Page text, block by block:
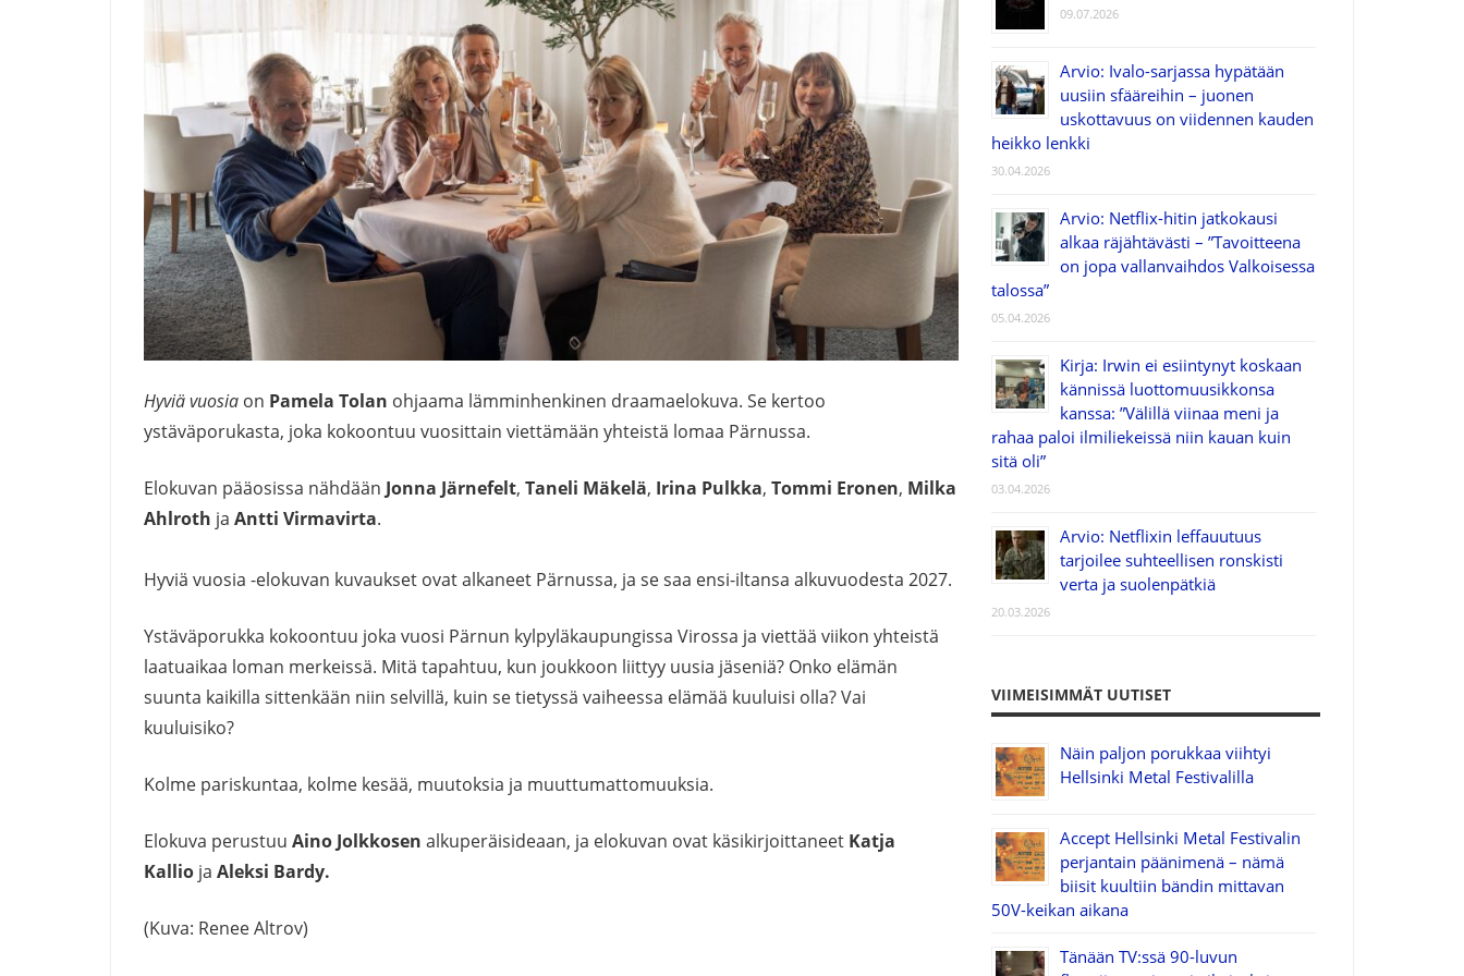
Hyviä vuosia on Pamela Tolan ohjaama lämminhenkinen draamaelokuva. Se kertoo
ystäväporukasta, joka kokoontuu vuosittain viettämään yhteistä lomaa Pärnussa.
Elokuvan pääosissa nähdään Jonna Järnefelt, Taneli Mäkelä, Irina Pulkka, Tommi Eronen, Milka
Ahlroth ja Antti Virmavirta.
Hyviä vuosia -elokuvan kuvaukset ovat alkaneet Pärnussa, ja se saa ensi-iltansa alkuvuodesta 2027.
Ystäväporukka kokoontuu joka vuosi Pärnun kylpyläkaupungissa Virossa ja viettää viikon yhteistä
laatuaikaa loman merkeissä. Mitä tapahtuu, kun joukkoon liittyy uusia jäseniä? Onko elämän
suunta kaikilla sittenkään niin selvillä, kuin se tietyssä vaiheessa elämää kuuluisi olla? Vai
kuuluisiko?
Kolme pariskuntaa, kolme kesää, muutoksia ja muuttumattomuuksia.
Elokuva perustuu Aino Jolkkosen alkuperäisideaan, ja elokuvan ovat käsikirjoittaneet Katja
Kallio ja Aleksi Bardy.
(Kuva: Renee Altrov)
09.07.2026
Arvio: Ivalo-sarjassa hypätään
uusiin sfääreihin – juonen
uskottavuus on viidennen kauden
heikko lenkki
30.04.2026
Arvio: Netflix-hitin jatkokausi
alkaa räjähtävästi – ”Tavoitteena
on jopa vallanvaihdos Valkoisessa
talossa”
05.04.2026
Kirja: Irwin ei esiintynyt koskaan
kännissä luottomuusikkonsa
kanssa: ”Välillä viinaa meni ja
rahaa paloi ilmiliekeissä niin kauan kuin
sitä oli”
03.04.2026
Arvio: Netflixin leffauutuus
tarjoilee suhteellisen ronskisti
verta ja suolenpätkiä
20.03.2026
VIIMEISIMMÄT UUTISET
Näin paljon porukkaa viihtyi
Hellsinki Metal Festivalilla
Accept Hellsinki Metal Festivalin
perjantain päänimenä – nämä
biisit kuultiin bändin mittavan
50V-keikan aikana
Tänään TV:ssä 90-luvun